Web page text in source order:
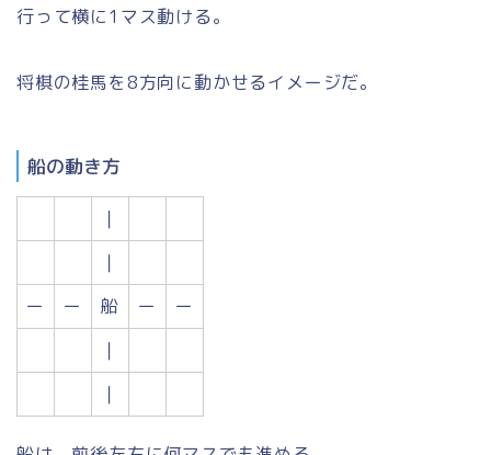
行って横に1マス動ける。
将棋の桂馬を8方向に動かせるイメージだ。
船の動き方
｜
｜
ー
ー 船 ー
ー
｜
｜